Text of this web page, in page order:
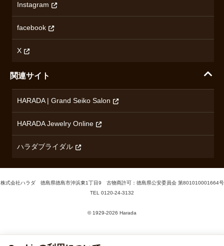
ロンジン
チューダー
ブランド一覧を見る
プライバシーポリシー
無断転載・商用利用について
コンテンツ制作ポリシーおよび生成AIの利用指針
Instagram
facebook
X
関連サイト
HARADA | Grand Seiko Salon
HARADA Jewelry Online
ハラダブライダル
株式会社ハラダ 徳島県徳島市沖浜東1丁目9 古物商許可：徳島県公安委員会 第801010001664号
TEL 0120-24-3132
© 1929‐2026 Harada
当サイトでは、サービス向上のためCookieを使用しています。詳しく